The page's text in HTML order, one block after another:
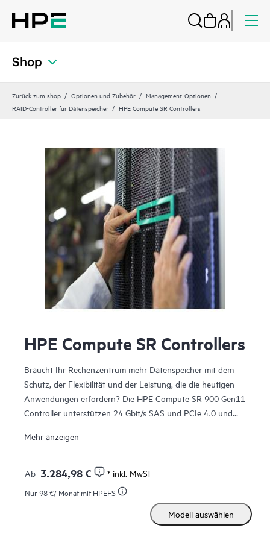
Shop
Zurück zum shop Optionen und Zubehör
Management-Optionen
RAID-Controller für Datenspeicher
HPE Compute SR Controllers
HPE Compute SR Controllers
Braucht Ihr Rechenzentrum mehr Datenspeicher mit dem
Schutz, der Flexibilität und der Leistung, die die heutigen
Anwendungen erfordern? Die HPE Compute SR 900 Gen11
Controller unterstützen 24 Gbit/s SAS und PCIe 4.0 und
Sie unterstützen zudem erweiterte RAID-Level mit 8 GB
Controller (SAS/SATA/NVMe) arbeiten im Mischbetrieb, bei
dem RAID- und HBA-Vorgänge gleichzeitig ausgeführt
werden. Damit erhalten Sie mehr Flexibilität bei der
Bereitstellung. Die HPE Compute SR932i-p Gen11
Controller können intern angeschlossene Laufwerke
Mehr anzeigen
Ab 3.284,98 € * inkl. MwSt
Nur 98 €/ Monat mit HPEFS
Modell auswählen